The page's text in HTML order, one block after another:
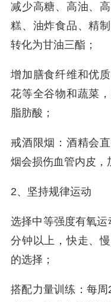
减少高糖、高油、
糕、油炸食品、精
转化为甘油三酯；
增加膳食纤维和优
花等全谷物和蔬菜
脂肪酸；
戒酒限烟：酒精会
烟会损伤血管内皮，
2、坚持规律运动
选择中等强度有氧
分钟以上，快走、
的选择；
搭配力量训练：每